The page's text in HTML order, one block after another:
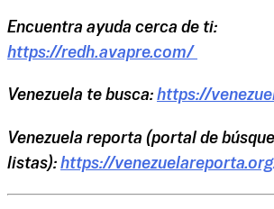
Encuentra ayuda cerca de ti:
https://redh.avapre.com/
Venezuela te busca: https://
Venezuela reporta (portal de
listas): https://